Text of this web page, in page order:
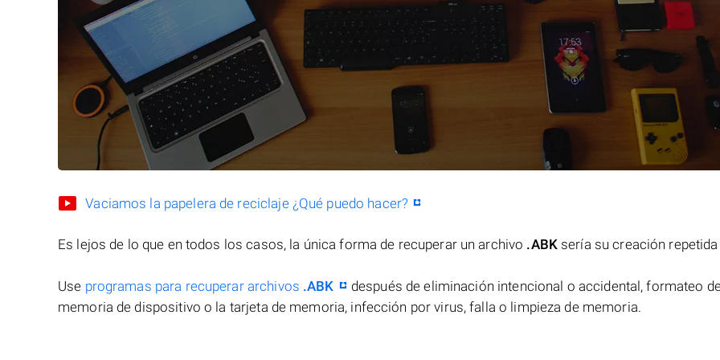
Vaciamos la papelera de reciclaje ¿Qué puedo hacer?
Es lejos de lo que en todos los casos, la única forma de recuperar un archivo .ABKsería su creación repetida
Use programas para recuperar archivos .ABK
después de eliminación intencional o accidental, formateo
memoria de dispositivo o la tarjeta de memoria, infección por virus, falla o limpieza de memoria.